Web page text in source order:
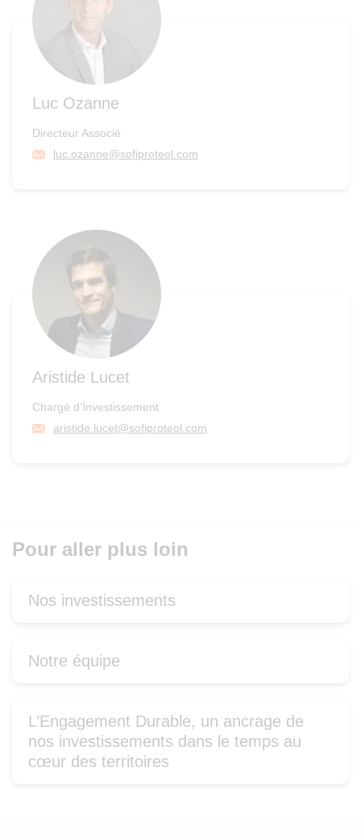
Luc Ozanne
Directeur Associé
luc.ozanne@sofiproteol.com
Aristide Lucet
Chargé d’Investissement
aristide.lucet@sofiproteol.com
Pour aller plus loin
Nos investissements
Notre équipe
L’Engagement Durable, un ancrage de
nos investissements dans le temps au
cœur des territoires